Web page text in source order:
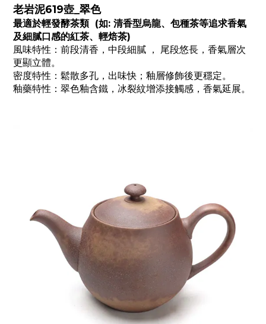
老岩泥619壺_翠色
最適於輕發酵茶類 (如: 清香型烏龍、包種茶等追求香氣
及細膩口感的紅茶、輕焙茶)
風味特性：前段清香，中段細膩 ， 尾段悠長，香氣層次
更顯立體。
密度特性：鬆散多孔，出味快；釉層修飾後更穩定。
釉藥特性：翠色釉含鐵，冰裂紋增添接觸感，香氣延展。